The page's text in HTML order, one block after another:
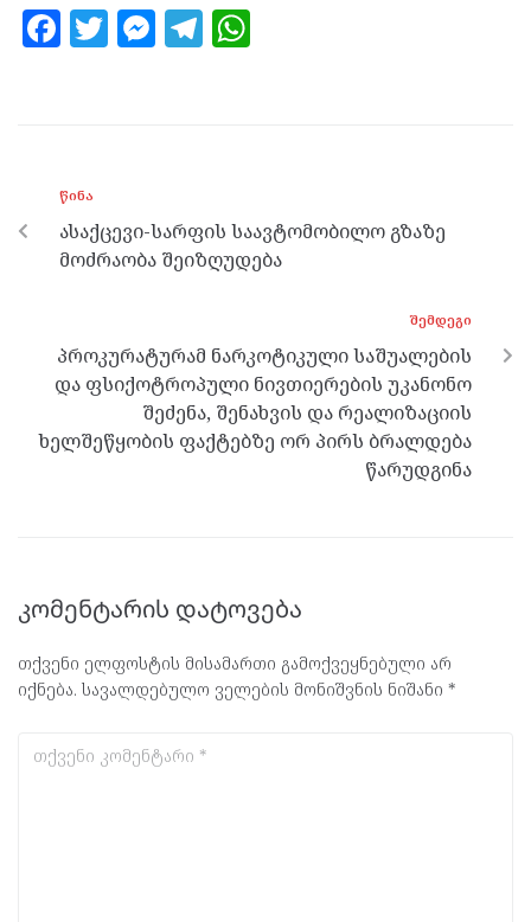
F
o
o
k
T M
er
T
m p
p
ᲬᲘᲜᲐ
ასაქცევი-სარფის საავტომობილო გზაზე
მოძრაობა შეიზღუდება
ᲨᲔᲛᲓᲔᲒᲘ
პროკურატურამ ნარკოტიკული საშუალების
და ფსიქოტროპული ნივთიერების უკანონო
შეძენა, შენახვის და რეალიზაციის
ხელშეწყობის ფაქტებზე ორ პირს ბრალდება
წარუდგინა
კომენტარის დატოვება
თქვენი ელფოსტის მისამართი გამოქვეყნებული არ
იქნება. სავალდებულო ველების მონიშვნის ნიშანი *